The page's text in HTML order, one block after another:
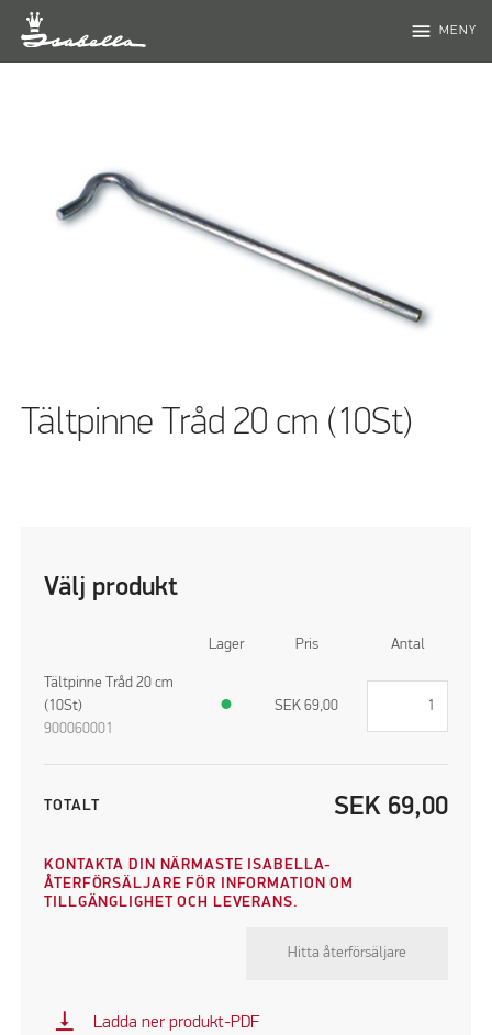
menu MENY
Tältpinne Tråd 20 cm (10St)
Välj produkt
Lager Pris Antal
Tältpinne Tråd 20 cm
(10St)
900060001
● SEK 69,00
TOTALT SEK 69,00
KONTAKTA DIN NÄRMASTE ISABELLA-
ÅTERFÖRSÄLJARE FÖR INFORMATION OM
TILLGÄNGLIGHET OCH LEVERANS.
Hitta återförsäljare
vertical_align_bottom Ladda ner produkt-PDF